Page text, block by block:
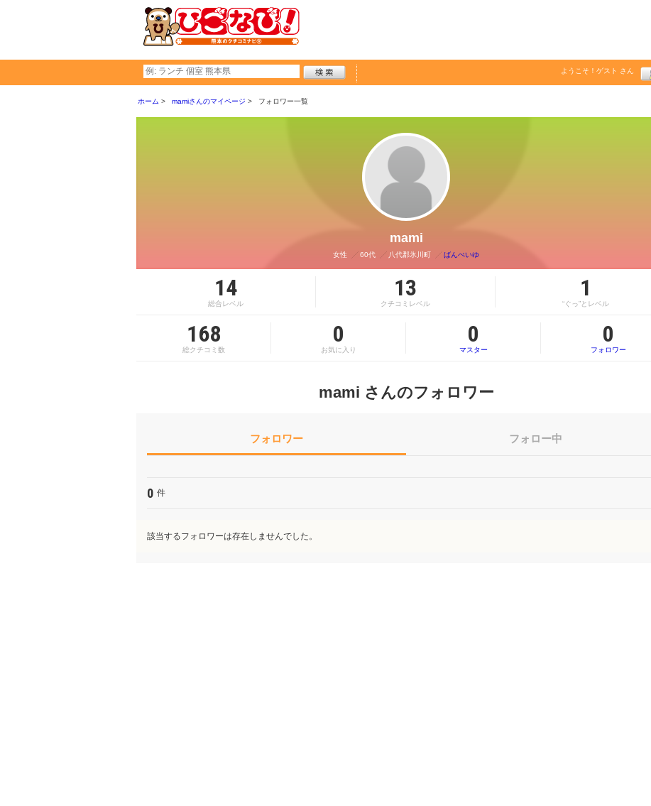
ようこそ！ ゲスト さん
ホーム mamiさんのマイページ フォロワー一覧
mami
女性 60代 八代郡氷川町 ばんぺいゆ
14
総合レベル
13
クチコミレベル
1
“ぐっ”とレベル
168
総クチコミ数
0
お気に入り
0
マスター
0
フォロワー
mami さんのフォロワー
フォロワー フォロー中
0 件
該当するフォロワーは存在しませんでした。